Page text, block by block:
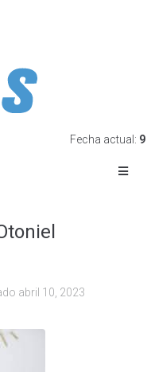
Fecha actual:
abril 10, 2023